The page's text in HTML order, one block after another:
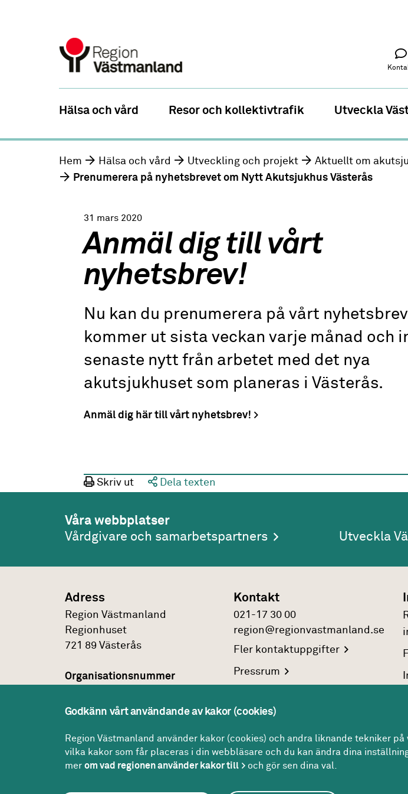
Hälsa och vård Resor och kollektivtrafik Utveckla
Hem Hälsa och vård Utveckling och projekt
Aktuellt om
Prenumerera på nyhetsbrevet om Nytt Akutsjukhus Västerås
31 mars 2020
Anmäl dig till vårt
nyhetsbrev!
Nu kan du prenumerera på vårt
kommer ut sista veckan varje månad och
senaste nytt från arbetet med det nya
akutsjukhuset som planeras i Västerås.
Anmäl dig här till vårt nyhetsbrev!
Skriv ut Dela texten
Våra webbplatser
Vårdgivare och samarbetspartners
Utveckla
Adress
Region Västmanland
Regionhuset
721 89 Västerås
Organisationsnummer
0007:2321000172
Kontakt
021-17 30 00
region@regionvastmanland.se
Fler kontaktuppgifter
Pressrum
Ompersonuppgifter
Godkänn vårt användande av kakor (cookies)
Region Västmanland använder kakor (cookies) och andra liknande tekniker
vilka kakor som får placeras i din webbläsare och du kan ändra dina
mer om vad regionen använder kakor till och gör sen dina val.